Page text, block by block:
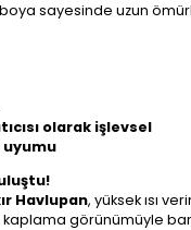
sayesinde uzun
olarak işlevsel
uyumu
Havlupan, yüksek ısı
kaplama görünümüyle